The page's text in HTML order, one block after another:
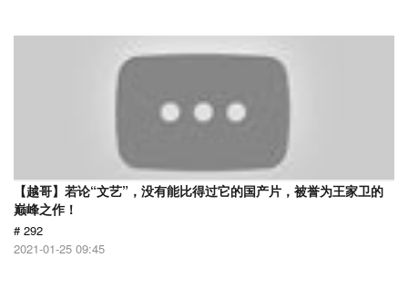
【越哥】若论“文艺”，没有能比得过它的国产片，被誉为王家卫的
巅峰之作！
# 292
2021-01-25 09:45